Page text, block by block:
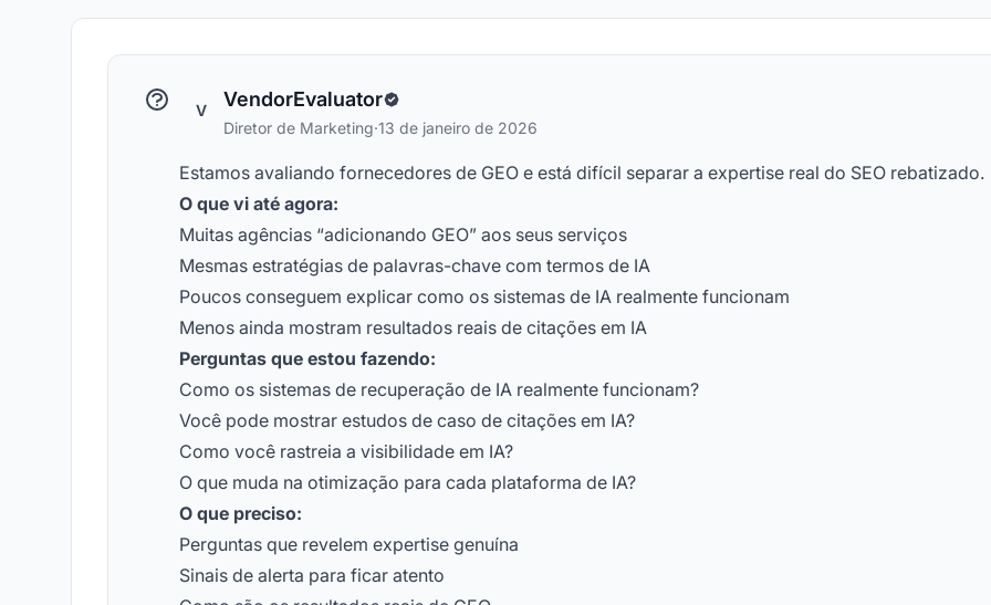
V VendorEvaluator
Diretor de Marketing·13 de janeiro de 2026
Estamos avaliando fornecedores de GEO e está difícil separar a expertise real do SEO rebatizado.
O que vi até agora:
Muitas agências “adicionando GEO” aos seus serviços
Mesmas estratégias de palavras-chave com termos de IA
Poucos conseguem explicar como os sistemas de IA realmente funcionam
Menos ainda mostram resultados reais de citações em IA
Perguntas que estou fazendo:
Como os sistemas de recuperação de IA realmente funcionam?
Você pode mostrar estudos de caso de citações em IA?
Como você rastreia a visibilidade em IA?
O que muda na otimização para cada plataforma de IA?
O que preciso:
Perguntas que revelem expertise genuína
Sinais de alerta para ficar atento